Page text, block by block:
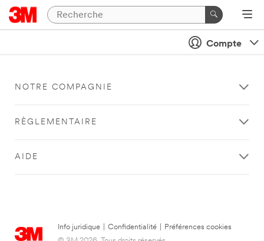
Compte
NOTRE COMPAGNIE
RÈGLEMENTAIRE
AIDE
Info juridique Confidentialité
Préférences cookies